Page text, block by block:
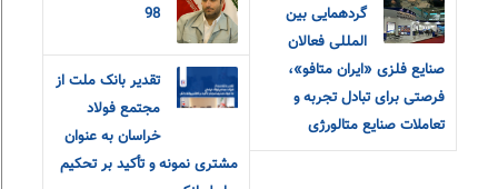
گردهمایی بین
المللی فعالان
صنایع فلزی «ایران متافو»،
فرصتی برای تبادل تجربه و
تعاملات صنایع متالورژی
98
تقدیر بانک ملت از
مجتمع فولاد
خراسان به عنوان
مشتری نمونه و تأکید بر تحکیم